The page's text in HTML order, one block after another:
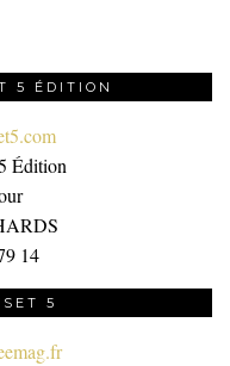
5 ÉDITION
Édition
14
5